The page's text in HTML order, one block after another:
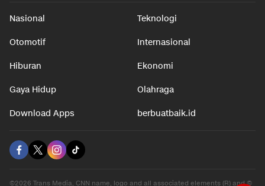
Nasional Teknologi
Otomotif Internasional
Hiburan Ekonomi
Gaya Hidup Olahraga
Download Apps berbuatbaik.id
©2026 Trans Media, CNN name, logo and all associated elements (R) and ©